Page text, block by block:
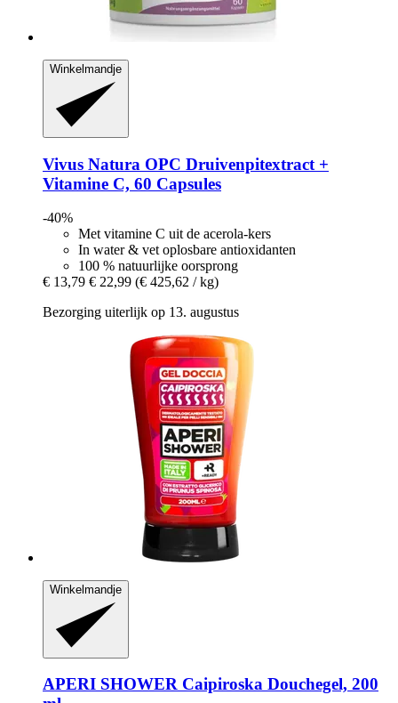
Winkelmandje
Vivus Natura OPC Druivenpitextract +
Vitamine C, 60 Capsules
-40%
Met vitamine C uit de acerola-kers
In water & vet oplosbare antioxidanten
100 % natuurlijke oorsprong
€ 13,79 € 22,99 (€ 425,62 / kg)
Bezorging uiterlijk op 13. augustus
Winkelmandje
APERI SHOWER Caipiroska Douchegel, 200